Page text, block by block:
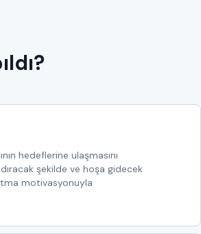
hedeflerine ulaşmasını
şekilde ve hoşa gidecek
motivasyonuyla